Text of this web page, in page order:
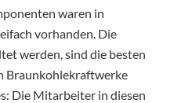
waren in
vorhanden. Die
werden, sind die besten
Braunkohlekraftwerke
Die Mitarbeiter in diesen